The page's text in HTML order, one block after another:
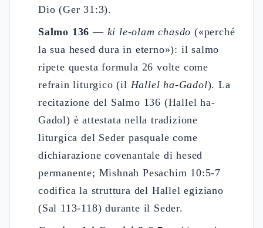
Dio (Ger 31:3).
Salmo 136 — ki le-olam chasdo («perché
la sua hesed dura in eterno»): il salmo
ripete questa formula 26 volte come
refrain liturgico (il Hallel ha-Gadol). La
recitazione del Salmo 136 (Hallel ha-
Gadol) è attestata nella tradizione
liturgica del Seder pasquale come
dichiarazione covenantale di hesed
permanente; Mishnah Pesachim 10:5-7
codifica la struttura del Hallel egiziano
(Sal 113-118) durante il Seder.